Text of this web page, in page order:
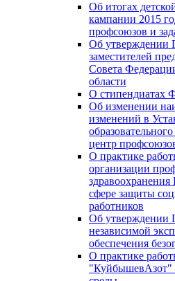
Об итогах
кампании 2015
профсоюзов и
Об утверждении
заместителей
Совета
области
О стипендиатах
Об изменении
изменений в
центр
О практике
организации
сфере защиты
работников
Об утверждении
независимой
обеспечения
О практике
"КуйбышевАзот"